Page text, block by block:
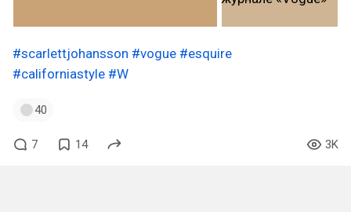
#scarlettjohansson #vogue #esquire
#californiastyle #W
40
7 14 3K